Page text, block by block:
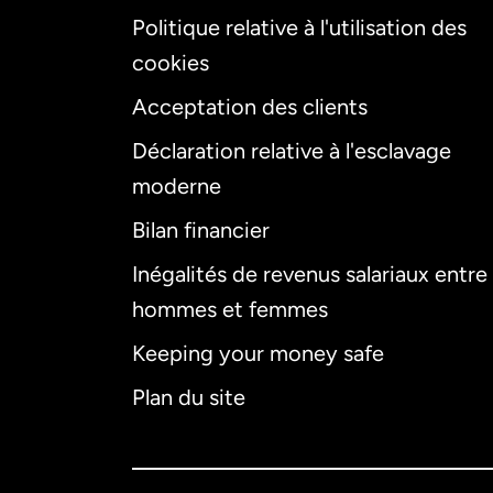
Politique relative à l'utilisation des
cookies
Acceptation des clients
Déclaration relative à l'esclavage
moderne
Bilan financier
Inégalités de revenus salariaux entre
hommes et femmes
Keeping your money safe
Plan du site